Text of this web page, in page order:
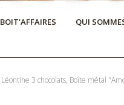
BOIT'AFFAIRES QUI
Léontine 3 chocolats, Boîte métal